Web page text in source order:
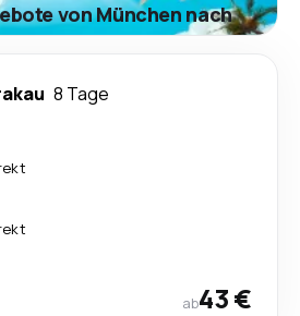
von München nach
8 Tage
ab43 €